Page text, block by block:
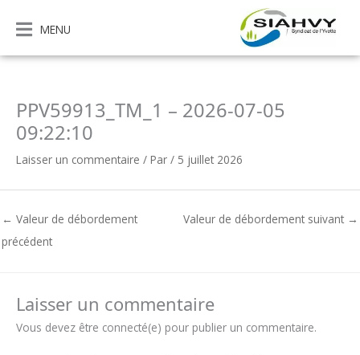
contenu
MENU
PPV59913_TM_1 – 2026-07-05
09:22:10
Laisser un commentaire / Par / 5 juillet 2026
← Valeur de débordement
précédent
Valeur de débordement suivant →
Laisser un commentaire
Vous devez être connecté(e) pour publier un commentaire.